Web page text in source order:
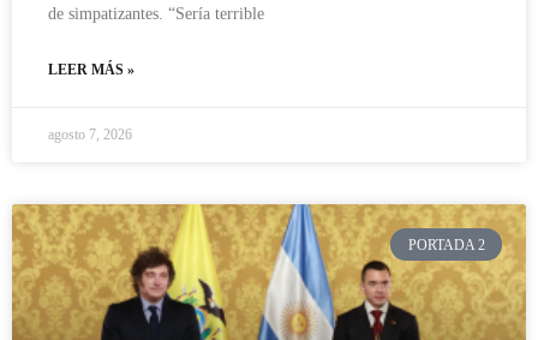
de simpatizantes. “Sería terrible
LEER MÁS »
agosto 7, 2026
PORTADA 2